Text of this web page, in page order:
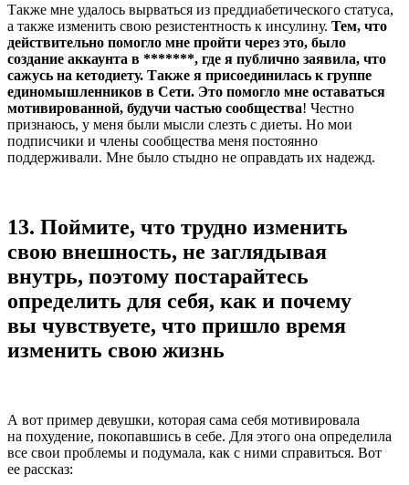
Также мне удалось вырваться из преддиабетического статуса,
а также изменить свою резистентность к инсулину. Тем, что
действительно помогло мне пройти через это, было
создание аккаунта в *******, где я публично заявила, что
сажусь на кетодиету. Также я присоединилась к группе
единомышленников в Сети. Это помогло мне оставаться
мотивированной, будучи частью сообщества! Честно
признаюсь, у меня были мысли слезть с диеты. Но мои
подписчики и члены сообщества меня постоянно
поддерживали. Мне было стыдно не оправдать их надежд.
13. Поймите, что трудно изменить
свою внешность, не заглядывая
внутрь, поэтому постарайтесь
определить для себя, как и почему
вы чувствуете, что пришло время
изменить свою жизнь
А вот пример девушки, которая сама себя мотивировала
на похудение, покопавшись в себе. Для этого она определила
все свои проблемы и подумала, как с ними справиться. Вот
ее рассказ: